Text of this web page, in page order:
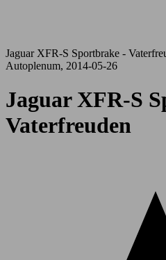
Jaguar XFR-S Sportbrake -
Autoplenum, 2014-05-26
Jaguar XFR-S
Vaterfreuden